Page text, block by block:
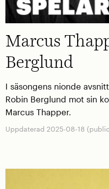
Marcus
Berglund
I säsongens nionde
Robin Berglund mot sin
Marcus Thapper.
Uppdaterad 2025-08-18